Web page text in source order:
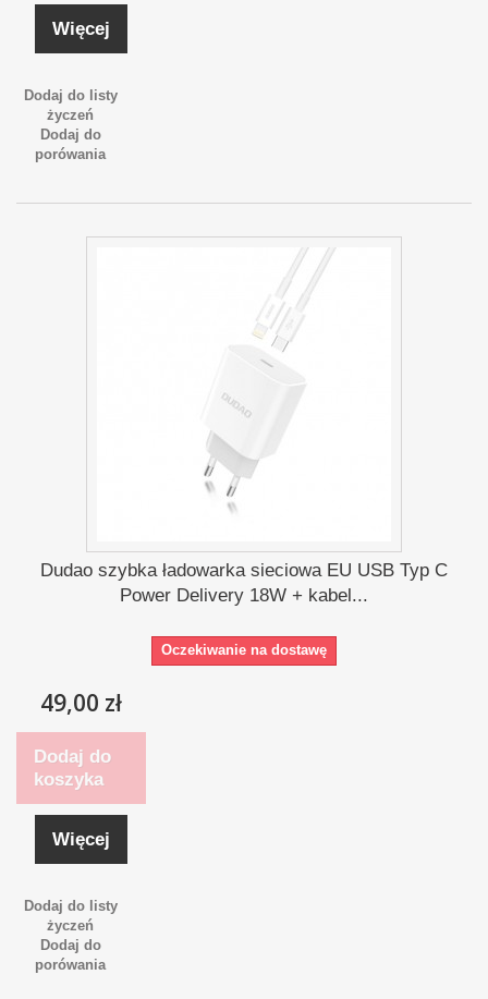
Więcej
Dodaj do listy
życzeń
Dodaj do
porówania
Dudao szybka ładowarka sieciowa EU USB Typ C
Power Delivery 18W + kabel...
Oczekiwanie na dostawę
49,00 zł
Dodaj do
koszyka
Więcej
Dodaj do listy
życzeń
Dodaj do
porówania